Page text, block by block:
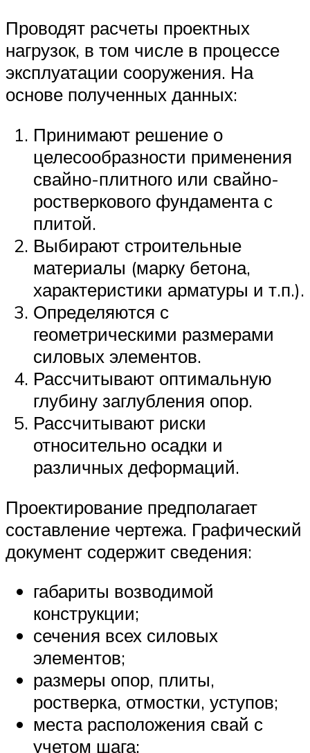
Проводят расчеты проектных
нагрузок, в том числе в процессе
эксплуатации сооружения. На
основе полученных данных:
Принимают решение о
целесообразности применения
свайно-плитного или свайно-
ростверкового фундамента с
плитой.
Выбирают строительные
материалы (марку бетона,
характеристики арматуры и т.п.).
Определяются с
геометрическими размерами
силовых элементов.
Рассчитывают оптимальную
глубину заглубления опор.
Рассчитывают риски
относительно осадки и
различных деформаций.
Проектирование предполагает
составление чертежа. Графический
документ содержит сведения:
габариты возводимой
конструкции;
сечения всех силовых
элементов;
размеры опор, плиты,
ростверка, отмостки, уступов;
места расположения свай с
учетом шага;